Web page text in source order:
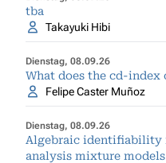
tba
Takayuki Hibi
Dienstag, 08.09.26
What does the cd-index
Felipe Caster Muñoz
Dienstag, 08.09.26
Algebraic identifiability
analysis mixture models